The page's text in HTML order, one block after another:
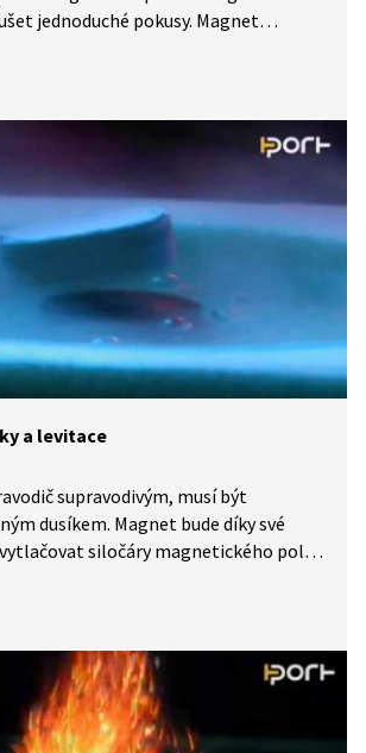
jednoduché pokusy. Magnet
říkáme diamagnetismus.
můžeme domácí elektromotor, postačí
drátek, tužková baterie a magnet.
a levitace
supravodivým, musí být
dusíkem. Magnet bude díky své
siločáry magnetického pole
statické elektřiny. Statickou
i k rozsvícení žárovky.